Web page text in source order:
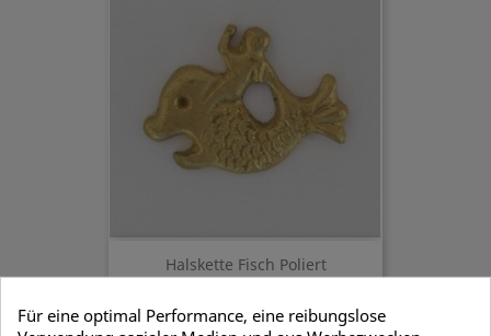
Halskette Fisch Poliert
Für eine optimal Performance, eine reibungslose